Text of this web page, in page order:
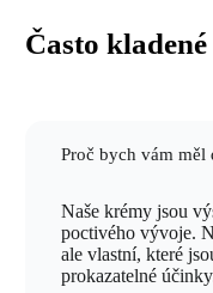
Často
Proč bych vám měl
Naše krémy jsou
poctivého vývoje.
ale vlastní, které
prokazatelné